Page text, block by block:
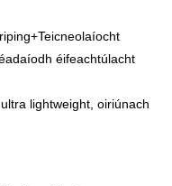
éifeachtúlacht
lightweight, oiriúnach